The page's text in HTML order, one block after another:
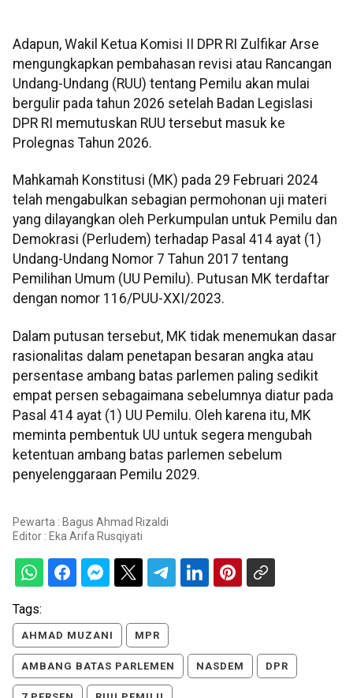
Adapun, Wakil Ketua Komisi II DPR RI Zulfikar Arse
mengungkapkan pembahasan revisi atau Rancangan
Undang-Undang (RUU) tentang Pemilu akan mulai
bergulir pada tahun 2026 setelah Badan Legislasi
DPR RI memutuskan RUU tersebut masuk ke
Prolegnas Tahun 2026.
Mahkamah Konstitusi (MK) pada 29 Februari 2024
telah mengabulkan sebagian permohonan uji materi
yang dilayangkan oleh Perkumpulan untuk Pemilu dan
Demokrasi (Perludem) terhadap Pasal 414 ayat (1)
Undang-Undang Nomor 7 Tahun 2017 tentang
Pemilihan Umum (UU Pemilu). Putusan MK terdaftar
dengan nomor 116/PUU-XXI/2023.
Dalam putusan tersebut, MK tidak menemukan dasar
rasionalitas dalam penetapan besaran angka atau
persentase ambang batas parlemen paling sedikit
empat persen sebagaimana sebelumnya diatur pada
Pasal 414 ayat (1) UU Pemilu. Oleh karena itu, MK
meminta pembentuk UU untuk segera mengubah
ketentuan ambang batas parlemen sebelum
penyelenggaraan Pemilu 2029.
Pewarta : Bagus Ahmad Rizaldi
Editor : Eka Arifa Rusqiyati
Tags:
AHMAD MUZANI MPR
AMBANG BATAS PARLEMEN NASDEM DPR